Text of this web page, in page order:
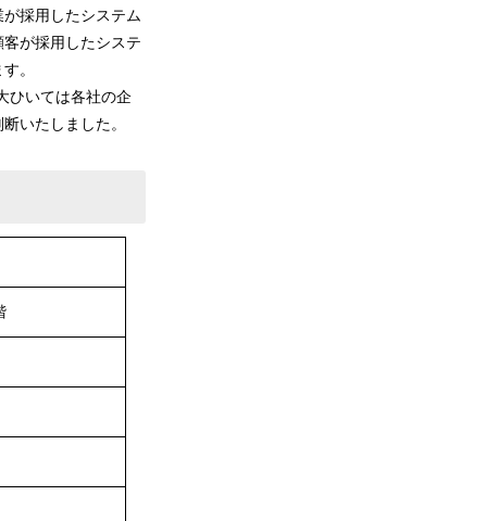
採用したシステム
が採用したシステ
。
ひいては各社の企
いたしました。